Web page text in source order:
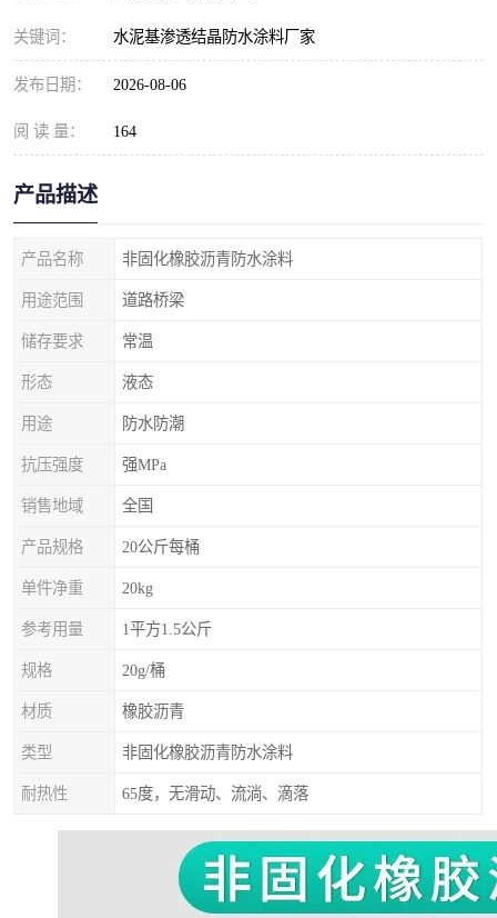
关键词： 水泥基渗透结晶防水涂料厂家
发布日期： 2026-08-06
阅 读 量： 164
产品描述
产品名称 非固化橡胶沥青防水涂料
用途范围 道路桥梁
储存要求 常温
形态 液态
用途 防水防潮
抗压强度 强MPa
销售地域 全国
产品规格 20公斤每桶
单件净重 20kg
参考用量 1平方1.5公斤
规格 20g/桶
材质 橡胶沥青
类型 非固化橡胶沥青防水涂料
耐热性 65度，无滑动、流淌、滴落